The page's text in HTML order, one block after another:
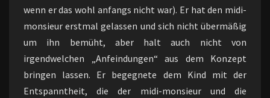
wenn er das wohl anfangs nicht war). Er hat den midi-
monsieur erstmal gelassen und sich nicht übermäßig
um ihn bemüht, aber halt auch nicht von
irgendwelchen „Anfeindungen“ aus dem Konzept
bringen lassen. Er begegnete dem Kind mit der
Entspanntheit, die der midi-monsieur und die